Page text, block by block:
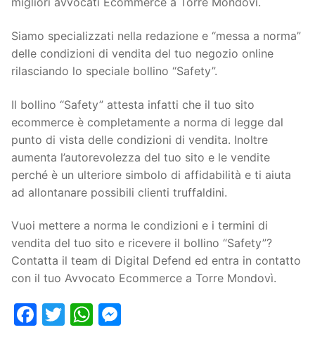
Siamo specializzati nella redazione e “messa a norma”
delle condizioni di vendita del tuo negozio online
rilasciando lo speciale bollino “Safety”.
Il bollino “Safety” attesta infatti che il tuo sito
ecommerce è completamente a norma di legge dal
punto di vista delle condizioni di vendita. Inoltre
aumenta l’autorevolezza del tuo sito e le vendite
perché è un ulteriore simbolo di affidabilità e ti aiuta
ad allontanare possibili clienti truffaldini.
Vuoi mettere a norma le condizioni e i termini di
vendita del tuo sito e ricevere il bollino “Safety”?
Contatta il team di Digital Defend ed entra in contatto
con il tuo Avvocato Ecommerce a Torre Mondovì.
Facebook
TwitterWhatsApp